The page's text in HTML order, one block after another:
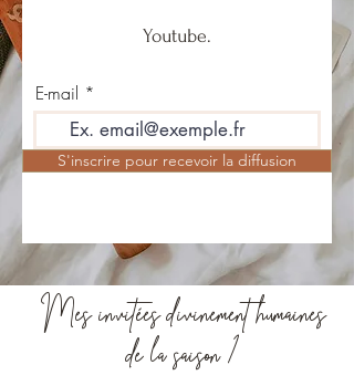
Youtube.
E-mail
S'inscrire pour recevoir la diffusion
Mes invitées divinement humaines
de la saison 1